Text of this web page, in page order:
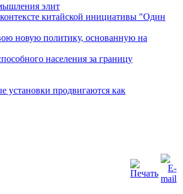
элит
китайской инициативы "Один
новую политику, основанную на
населения за границу
установки продвигаются как